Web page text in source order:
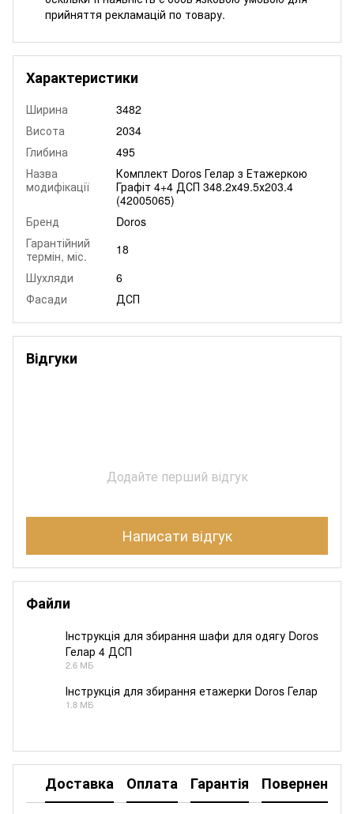
прийняття рекламацій по товару.
Характеристики
Ширина
3482
Висота
2034
Глибина
495
Назва
модифікації
Комплект Doros Гелар з Етажеркою
Графіт 4+4 ДСП 348.2х49.5х203.4
(42005065)
Бренд
Doros
Гарантійний
термін, міс.
18
Шухляди
6
Фасади
ДСП
Відгуки
Додайте перший відгук
Написати відгук
Файли
Інструкція для збирання шафи для одягу Doros
Гелар 4 ДСП
2.6 МБ
Інструкція для збирання етажерки Doros Гелар
1.8 МБ
Доставка Оплата Гарантія Повернення